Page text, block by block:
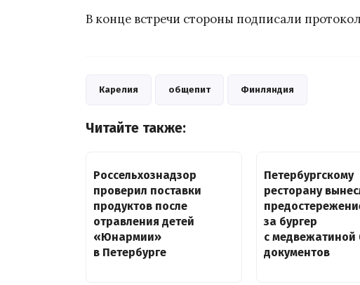
В конце встречи стороны подписали
Карелия общепит Финляндия
Читайте также:
Россельхознадзор
проверил поставки
продуктов после
отравления детей
«Юнармии»
в Петербурге
Петербургскому
ресторану
за бургер
с медвежатиной
документов